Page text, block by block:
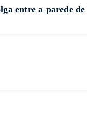
entre a parede